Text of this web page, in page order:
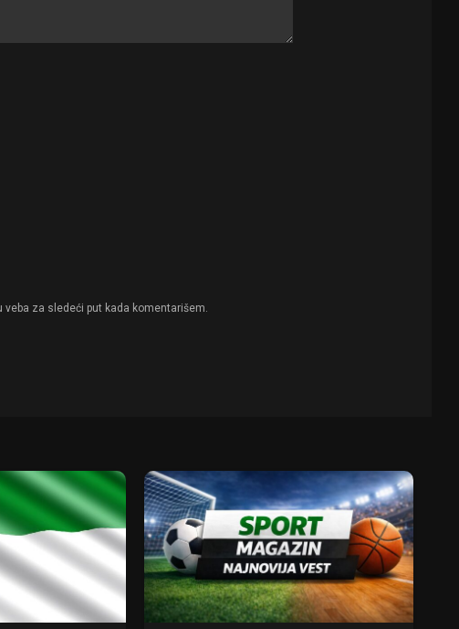
za sledeći put kada komentarišem.